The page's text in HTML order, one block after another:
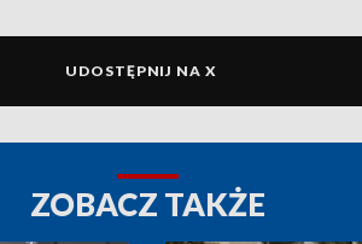
UDOSTĘPNIJ NA X
ZOBACZ TAKŻE